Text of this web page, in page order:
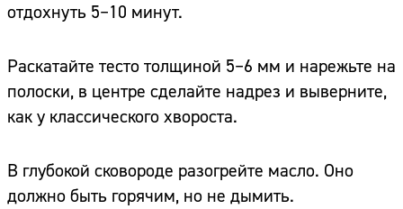
отдохнуть 5–10 минут.
Раскатайте тесто толщиной 5–6 мм и нарежьте на
полоски, в центре сделайте надрез и выверните,
как у классического хвороста.
В глубокой сковороде разогрейте масло. Оно
должно быть горячим, но не дымить.